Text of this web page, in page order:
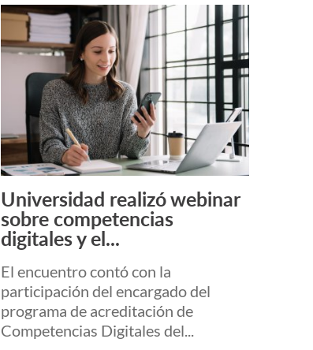
Leer más +
Universidad realizó webinar
sobre competencias
digitales y el...
El encuentro contó con la
participación del encargado del
programa de acreditación de
Competencias Digitales del...